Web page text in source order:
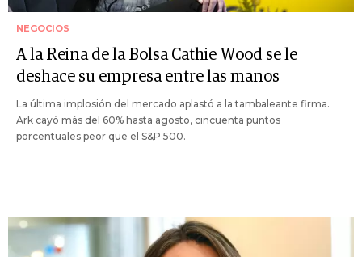
NEGOCIOS
A la Reina de la Bolsa Cathie Wood se le
deshace su empresa entre las manos
La última implosión del mercado aplastó a la tambaleante firma.
Ark cayó más del 60% hasta agosto, cincuenta puntos
porcentuales peor que el S&P 500.